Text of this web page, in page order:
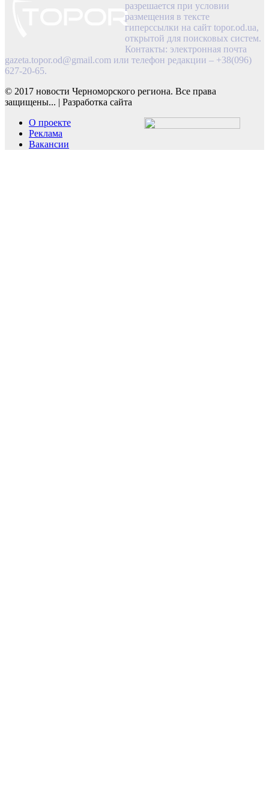
разрешается при условии
размещения в тексте
гиперссылки на сайт topor.od.ua,
открытой для поисковых систем.
Контакты: электронная почта
gazeta.topor.od@gmail.com или телефон редакции – +38(096)
627-20-65.
© 2017 новости Черноморского региона. Все права
защищены... | Разработка сайта
О проекте
Реклама
Вакансии